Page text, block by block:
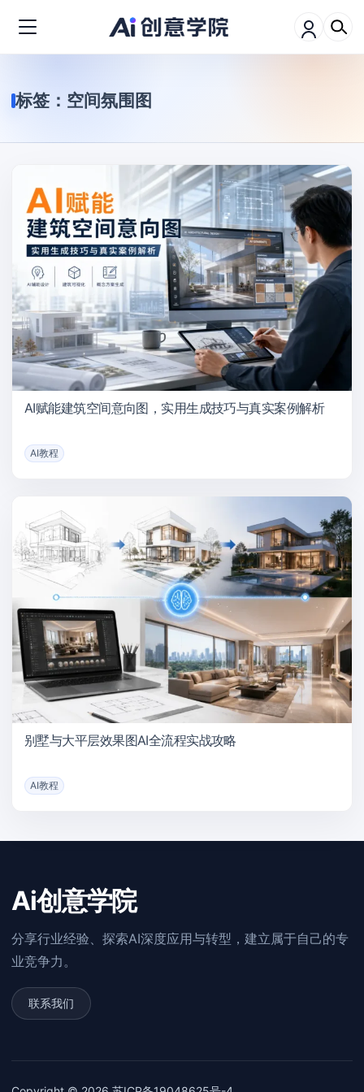
标签： 空间氛围图
AI赋能建筑空间意向图，实用生成技巧与真实案例解析
AI教程
别墅与大平层效果图AI全流程实战攻略
AI教程
Ai创意学院
分享行业经验、探索AI深度应用与转型，建立属于自己的专
业竞争力。
联系我们